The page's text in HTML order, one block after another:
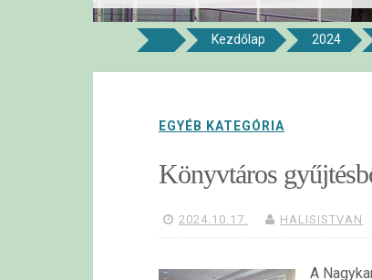
Halis István
Kezdőlap 2024
EGYÉB KATEGÓRIA
Könyvtáros
2024.10.17. HALISISTVAN
A